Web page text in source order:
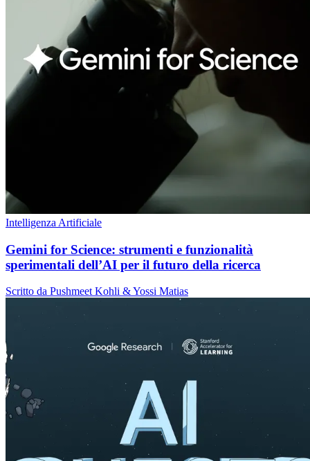
Intelligenza Artificiale
Gemini for Science: strumenti e funzionalità
sperimentali dell’AI per il futuro della ricerca
Scritto da Pushmeet Kohli & Yossi Matias